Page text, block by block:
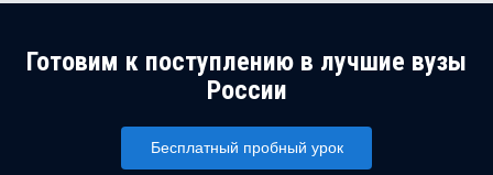
Готовим к поступлению в лучшие вузы
России
Бесплатный пробный урок